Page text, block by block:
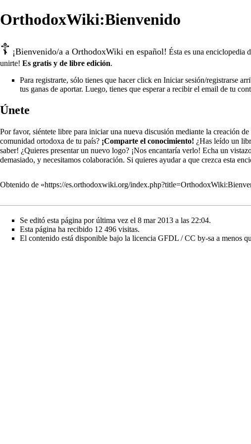
OrthodoxWiki:Bienvenido
☦ ¡Bienvenido/a a OrthodoxWiki en español! Ésta es una enciclopedia
unirte! Es gratis y de libre edición.
Para registrarte, sólo tienes que hacer click en Iniciar sesión/registrarse
tus ganas de aportar. Luego, tienes que esperar a recibir el email de tu
Únete
Por favor, siéntete libre para iniciar una nueva discusión mediante la creación
comunidad ortodoxa de tu país? ¡Comparte el conocimiento! ¿Has leído un
saber! ¿Quieres presentar un nuevo logo? ¡Nos encantaría verlo! Echa un
demasiado, y necesitamos colaboración. Si quieres ayudar a que crezca esta
Obtenido de «https://es.orthodoxwiki.org/
Se editó esta página por última vez el 8 mar 2013 a las 22:04.
Esta página ha recibido 12 496 visitas.
El contenido está disponible bajo la licencia GFDL / CC by-sa a menos